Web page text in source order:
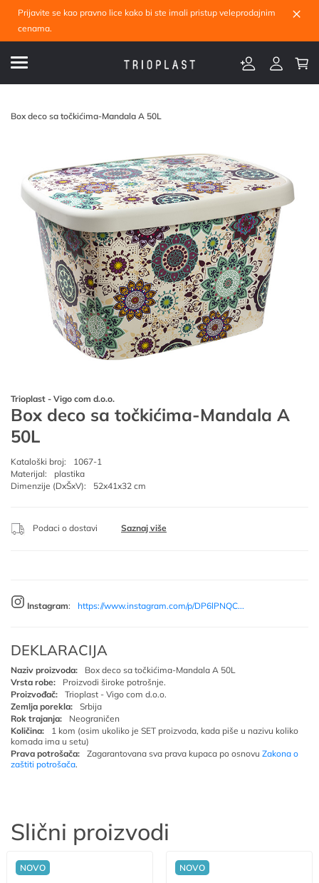
Prijavite se kao pravno lice kako bi ste imali pristup veleprodajnim
cenama.
×
Box deco sa točkićima-Mandala A 50L
Trioplast - Vigo com d.o.o.
Box deco sa točkićima-Mandala A
50L
Kataloški broj:
1067-1
Materijal:
plastika
Dimenzije (DxŠxV):
52x41x32 cm
Podaci o dostavi Saznaj više
Instagram: https://www.instagram.com/p/DP6lPNQC...
DEKLARACIJA
Naziv proizvoda:
Box deco sa točkićima-Mandala A 50L
Vrsta robe:
Proizvodi široke potrošnje.
Proizvođač:
Trioplast - Vigo com d.o.o.
Zemlja porekla:
Srbija
Rok trajanja:
Neograničen
Količina:
1 kom (osim ukoliko je SET proizvoda, kada piše u nazivu koliko
komada ima u setu)
Prava potrošača:
Zagarantovana sva prava kupaca po osnovu Zakona o
zaštiti potrošača.
Slični proizvodi
NOVO NOVO